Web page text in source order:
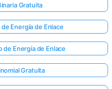
Gratuita
Energía de Enlace
Energía de Enlace
Gratuita